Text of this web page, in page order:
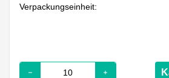
Verpackungseinheit: